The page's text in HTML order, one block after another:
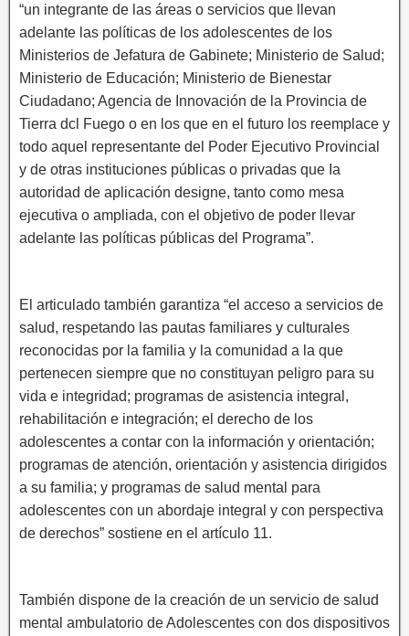
“un integrante de las áreas o servicios que llevan
adelante las políticas de los adolescentes de los
Ministerios de Jefatura de Gabinete; Ministerio de Salud;
Ministerio de Educación; Ministerio de Bienestar
Ciudadano; Agencia de Innovación de la Provincia de
Tierra dcl Fuego o en los que en el futuro los reemplace y
todo aquel representante del Poder Ejecutivo Provincial
y de otras instituciones públicas o privadas que Ia
autoridad de aplicación designe, tanto como mesa
ejecutiva o ampliada, con el objetivo de poder llevar
adelante las políticas públicas del Programa”.
El articulado también garantiza “el acceso a servicios de
salud, respetando las pautas familiares y culturales
reconocidas por la familia y la comunidad a la que
pertenecen siempre que no constituyan peligro para su
vida e integridad; programas de asistencia integral,
rehabilitación e integración; el derecho de los
adolescentes a contar con la información y orientación;
programas de atención, orientación y asistencia dirigidos
a su familia; y programas de salud mental para
adolescentes con un abordaje integral y con perspectiva
de derechos” sostiene en el artículo 11.
También dispone de la creación de un servicio de salud
mental ambulatorio de Adolescentes con dos dispositivos